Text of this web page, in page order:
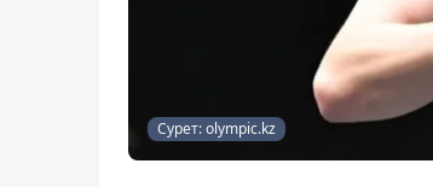
Сурет: olympic.kz